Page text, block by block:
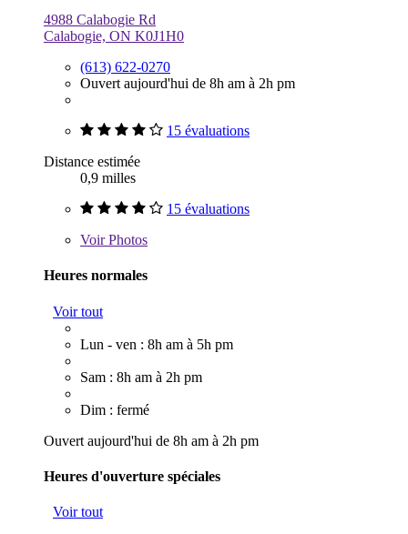
4988 Calabogie Rd
Calabogie, ON K0J1H0
(613) 622-0270
Ouvert aujourd'hui de 8h am à 2h pm
15 évaluations
Distance estimée
0,9 milles
15 évaluations
VoirPhotos
Heures normales
Voir tout
Lun - ven : 8h am à 5h pm
Sam : 8h am à 2h pm
Dim : fermé
Ouvert aujourd'hui de 8h am à 2h pm
Heures d'ouverture spéciales
Voir tout